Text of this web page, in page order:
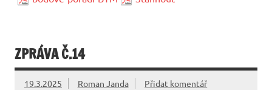
ZPRÁVA Č.14
19.3.2025 Roman Janda Přidat komentář